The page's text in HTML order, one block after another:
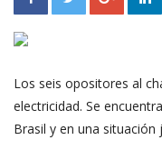
Los seis opositores al
electricidad. Se
Brasil y en una situación